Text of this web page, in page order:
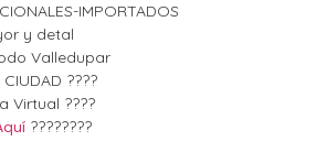
IMPORTADOS
y detal
Valledupar
????
Virtual ????
????????